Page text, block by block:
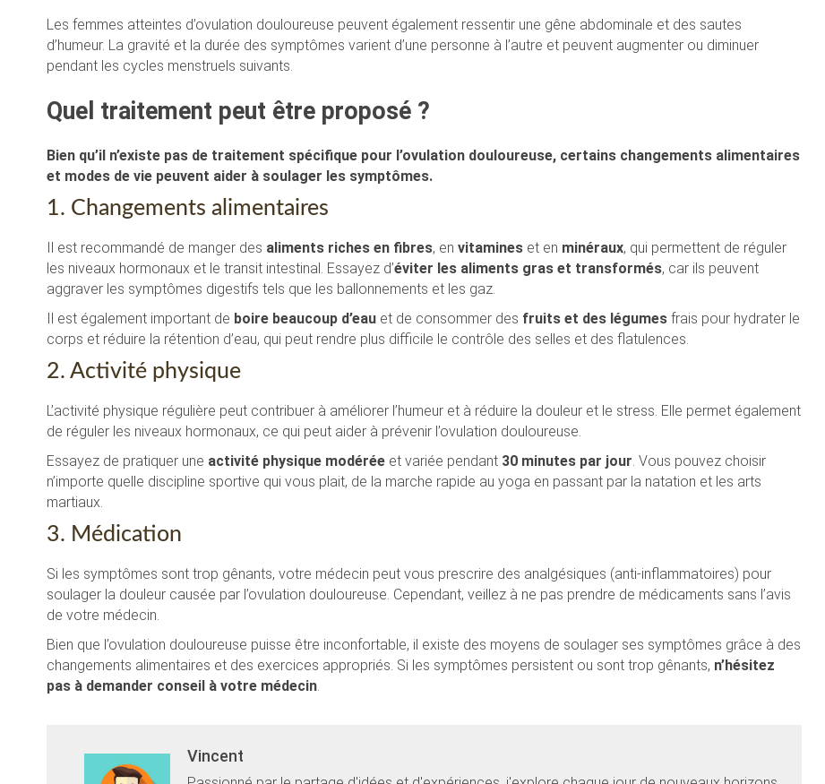
Les femmes atteintes d’ovulation douloureuse peuvent également ressentir une gêne abdominale et des sautes
d’humeur. La gravité et la durée des symptômes varient d’une personne à l’autre et peuvent augmenter ou diminuer
pendant les cycles menstruels suivants.
Quel traitement peut être proposé ?
Bien qu’il n’existe pas de traitement spécifique pour l’ovulation douloureuse, certains changements alimentaires
et modes de vie peuvent aider à soulager les symptômes.
1. Changements alimentaires
Il est recommandé de manger des aliments riches en fibres, en vitamines et en minéraux, qui permettent de réguler
les niveaux hormonaux et le transit intestinal. Essayez d’éviter les aliments gras et transformés, car ils peuvent
aggraver les symptômes digestifs tels que les ballonnements et les gaz.
Il est également important de boire beaucoup d’eau et de consommer des fruits et des légumes frais pour hydrater le
corps et réduire la rétention d’eau, qui peut rendre plus difficile le contrôle des selles et des flatulences.
2. Activité physique
L’activité physique régulière peut contribuer à améliorer l’humeur et à réduire la douleur et le stress. Elle permet également
de réguler les niveaux hormonaux, ce qui peut aider à prévenir l’ovulation douloureuse.
Essayez de pratiquer une activité physique modérée et variée pendant 30 minutes par jour . Vous pouvez choisir
n’importe quelle discipline sportive qui vous plait, de la marche rapide au yoga en passant par la natation et les arts
martiaux.
3. Médication
Si les symptômes sont trop gênants, votre médecin peut vous prescrire des analgésiques (anti-inflammatoires) pour
soulager la douleur causée par l’ovulation douloureuse. Cependant, veillez à ne pas prendre de médicaments sans l’avis
de votre médecin.
Bien que l’ovulation douloureuse puisse être inconfortable, il existe des moyens de soulager ses symptômes grâce à des
changements alimentaires et des exercices appropriés. Si les symptômes persistent ou sont trop gênants, n’hésitez
pas à demander conseil à votre médecin
Vincent